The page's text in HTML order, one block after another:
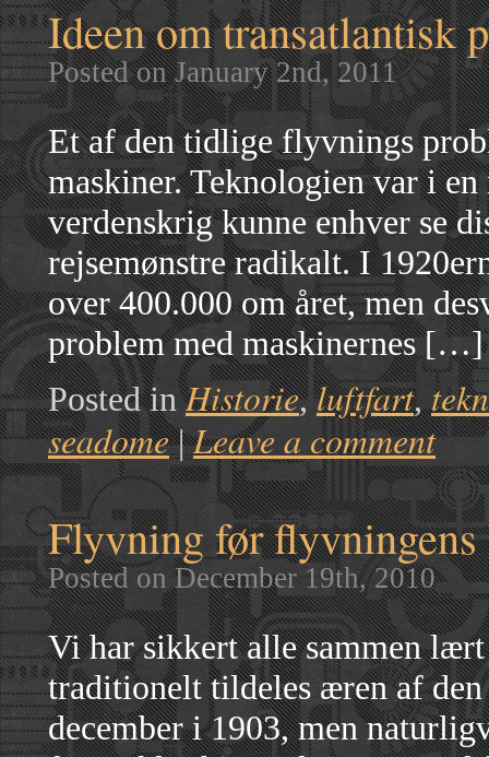
Ideen om transatlantisk
Posted on January 2nd, 2011
Et af den tidlige flyvnings
maskiner. Teknologien var i
verdenskrig kunne enhver se
rejsemønstre radikalt. I
over 400.000 om året, men
problem med maskinernes […]
Posted in Historie,luftfart,
seadome | Leave a comment
Flyvning før flyvningens
Posted on December 19th, 2010
Vi har sikkert alle sammen
traditionelt tildeles æren af
december i 1903, men